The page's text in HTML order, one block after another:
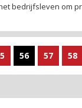
bedrijfsleven om
56 57 58